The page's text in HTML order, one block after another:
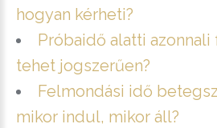
hogyan kérheti?
Próbaidő alatti
tehet jogszerűen?
Felmondási idő
mikor indul, mikor áll?